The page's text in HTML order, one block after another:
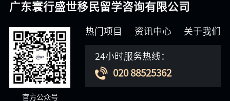
广东寰行盛世移民留学咨询有限公司
官方公众号
热门项目 资讯中心 关于我们
24小时服务热线：
020 88525362